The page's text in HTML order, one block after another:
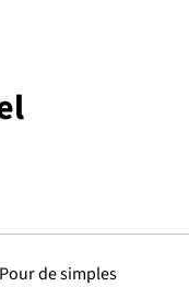
de simples